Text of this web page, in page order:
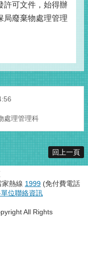
許可文件，始得辦
局廢棄物處理管理
處理管理科
回上一頁
熱線 1999 (免付費電話
位聯絡資訊
All Rights